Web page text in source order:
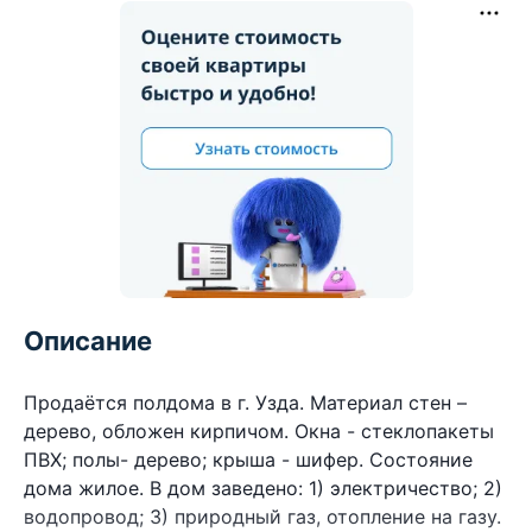
Описание
Продаётся полдома в г. Узда. Материал стен –
дерево, обложен кирпичом. Окна - стеклопакеты
ПВХ; полы- дерево; крыша - шифер. Состояние
дома жилое. В дом заведено: 1) электричество; 2)
водопровод; 3) природный газ, отопление на газу.